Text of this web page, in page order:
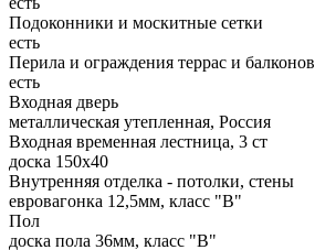
Подоконники и москитные сетки
есть
Перила и ограждения террас и балконов
есть
Входная дверь
металлическая утепленная, Россия
Входная временная лестница, 3 ст
доска 150х40
Внутренняя отделка - потолки, стены
евровагонка 12,5мм, класс "В"
Пол
доска пола 36мм, класс "B"